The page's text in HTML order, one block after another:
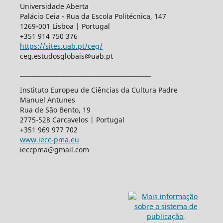
Universidade Aberta
Palácio Ceia - Rua da Escola Politécnica, 147
1269-001 Lisboa | Portugal
+351 914 750 376
https://sites.uab.pt/ceg/
ceg.estudosglobais@uab.pt
Instituto Europeu de Ciências da Cultura Padre
Manuel Antunes
Rua de São Bento, 19
2775-528 Carcavelos | Portugal
+351 969 977 702
www.iecc-pma.eu
ieccpma@gmail.com